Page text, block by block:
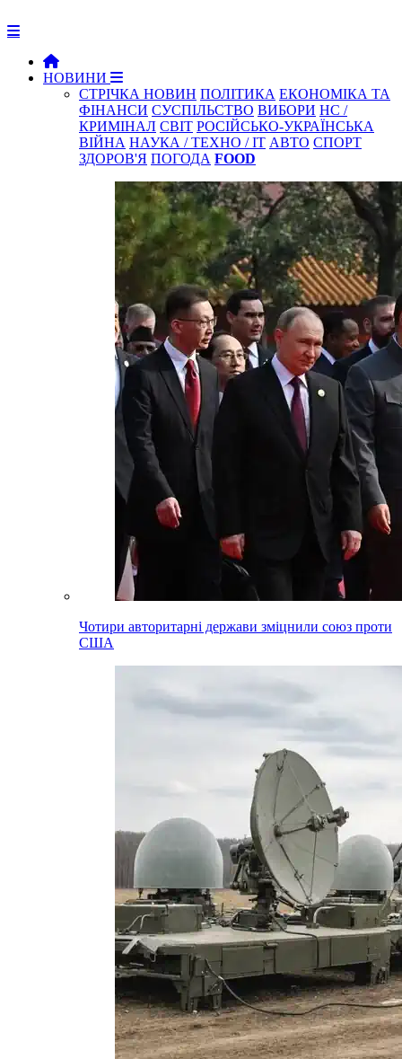
НОВИНИ
СТРІЧКА НОВИН ПОЛІТИКА ЕКОНОМІКА ТА
ФІНАНСИ СУСПІЛЬСТВО ВИБОРИ НС /
КРИМІНАЛ СВІТ РОСІЙСЬКО-УКРАЇНСЬКА
ВІЙНА НАУКА / ТЕХНО / IT АВТО СПОРТ
ЗДОРОВ'Я ПОГОДА FOOD
Чотири авторитарні держави зміцнили союз проти
США